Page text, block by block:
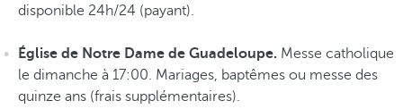
disponible 24h/24 (payant).
Église de Notre Dame de Guadeloupe. Messe catholique
le dimanche à 17:00. Mariages, baptêmes ou messe des
quinze ans (frais supplémentaires).
e
n